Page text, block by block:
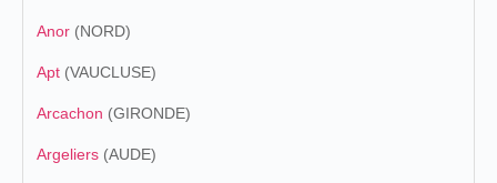
Anor (NORD)
Apt (VAUCLUSE)
Arcachon (GIRONDE)
Argeliers (AUDE)